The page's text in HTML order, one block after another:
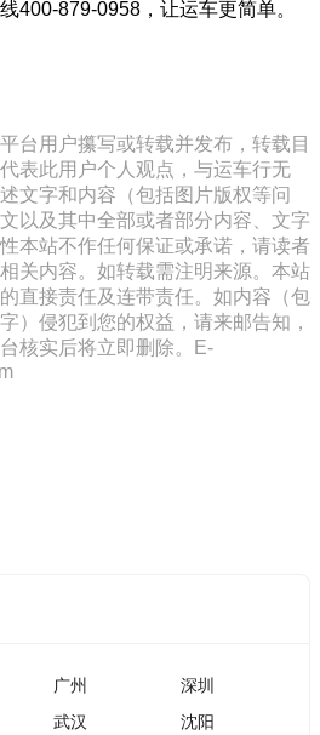
400-879-0958，让运车更简单。
台用户攥写或转载并发布，转载目
表此用户个人观点，与运车行无
文字和内容（包括图片版权等问
以及其中全部或者部分内容、文字
本站不作任何保证或承诺，请读者
关内容。如转载需注明来源。本站
直接责任及连带责任。如内容（包
）侵犯到您的权益，请来邮告知，
核实后将立即删除。E-
广州
深圳
武汉
沈阳